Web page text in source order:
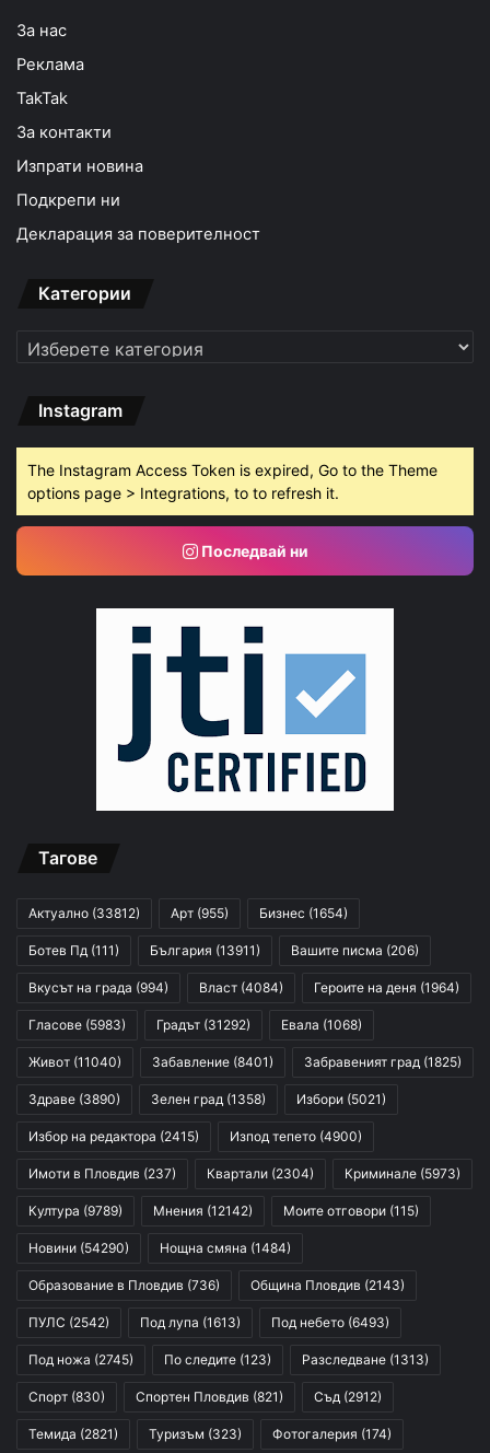
За нас
Реклама
TakTak
За контакти
Изпрати новина
Подкрепи ни
Декларация за поверителност
Категории
Категории
Instagram
The Instagram Access Token is expired, Go to the Theme
options page > Integrations, to to refresh it.
Последвай ни
Тагове
Актуално (33812) Арт (955) Бизнес (1654)
Ботев Пд (111) България (13911) Вашите писма (206)
Вкусът на града (994) Власт (4084) Героите на деня (1964)
Гласове (5983) Градът (31292) Евала (1068)
Живот (11040) Забавление (8401) Забравеният град (1825)
Здраве (3890) Зелен град (1358) Избори (5021)
Избор на редактора (2415) Изпод тепето (4900)
Имоти в Пловдив (237) Квартали (2304) Криминале (5973)
Култура (9789) Мнения (12142) Моите отговори (115)
Новини (54290) Нощна смяна (1484)
Образование в Пловдив (736) Община Пловдив (2143)
ПУЛС (2542) Под лупа (1613) Под небето (6493)
Под ножа (2745) По следите (123) Разследване (1313)
Спорт (830) Спортен Пловдив (821) Съд (2912)
Темида (2821) Туризъм (323) Фотогалерия (174)